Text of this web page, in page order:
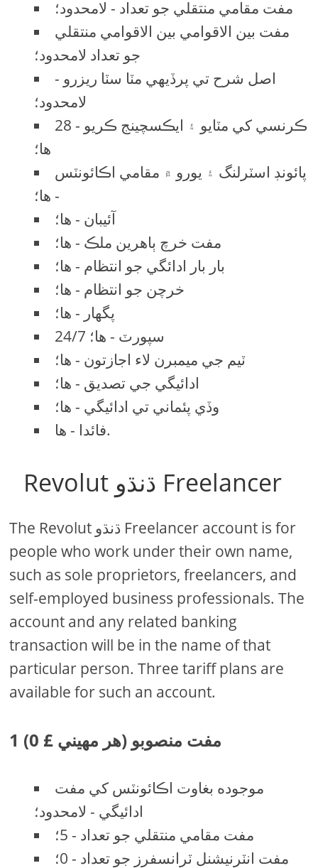
مفت مقامي منتقلي جو تعداد - لامحدود؛
مفت بين الاقوامي بين الاقوامي منتقلي
جو تعداد لامحدود؛
اصل شرح تي پرڏيهي مٽا سٽا ريزرو -
لامحدود؛
28 ڪرنسي کي مٽايو ۽ ايڪسچينج ڪريو -
ها؛
پائونڊ اسٽرلنگ ۽ يورو ۾ مقامي اڪائونٽس
- ها؛
آئيبان - ها؛
مفت خرچ ٻاهرين ملڪ - ها؛
بار بار ادائگي جو انتظام - ها؛
خرچن جو انتظام - ها؛
پگهار - ها؛
24/7 سپورٽ - ها؛
ٽيم جي ميمبرن لاء اجازتون - ها؛
ادائيگي جي تصديق - ها؛
وڏي پئماني تي ادائيگي - ها؛
فائدا - ها.
Revolut ڌنڌو Freelancer
The Revolut ڌنڌو Freelancer account is for
people who work under their own name,
such as sole proprietors, freelancers, and
self-employed business professionals. The
account and any related banking
transaction will be in the name of that
particular person. Three tariff plans are
available for such an account.
1 مفت منصوبو (هر مهيني £ 0)
موجوده بغاوت اڪائونٽس کي مفت
ادائيگي - لامحدود؛
مفت مقامي منتقلي جو تعداد - 5؛
مفت انٽرنيشنل ٽرانسفرز جو تعداد - 0؛